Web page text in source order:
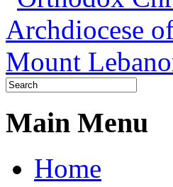
Main Menu
Home